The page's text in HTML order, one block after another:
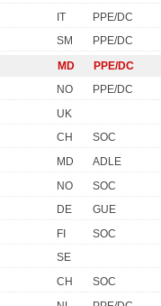
IT
PPE/DC
SM
PPE/DC
MD
PPE/DC
NO
PPE/DC
UK
CH
SOC
MD
ADLE
NO
SOC
DE
GUE
FI
SOC
SE
CH
SOC